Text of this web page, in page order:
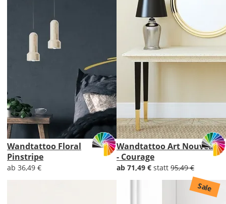
Wandtattoo Floral
Pinstripe
ab 36,49 €
Wandtattoo Art Nouveau
- Courage
ab 71,49 € statt 95,49 €
Sale